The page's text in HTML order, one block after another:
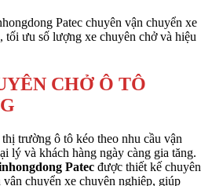
Patec chuyên vận chuyển xe
tối ưu số lượng xe chuyên chở và hiệu
CHỞ Ô TÔ
trường ô tô kéo theo nhu cầu vận
lý và khách hàng ngày càng gia tăng.
Patec được thiết kế chuyên
chuyển xe chuyên nghiệp, giúp